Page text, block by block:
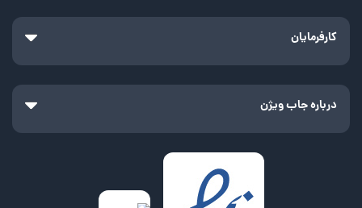
کارفرمایان
درباره جاب ویژن